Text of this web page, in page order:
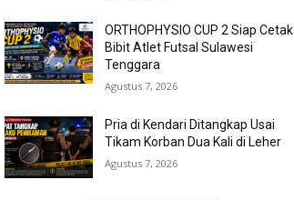
ORTHOPHYSIO CUP 2 Siap Cetak
Bibit Atlet Futsal Sulawesi
Tenggara
Agustus 7, 2026
Pria di Kendari Ditangkap Usai
Tikam Korban Dua Kali di Leher
Agustus 7, 2026